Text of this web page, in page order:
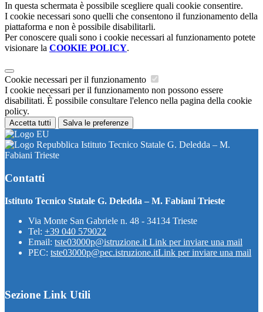
In questa schermata è possibile scegliere quali cookie consentire.
I cookie necessari sono quelli che consentono il funzionamento della
piattaforma e non è possibile disabilitarli.
Per conoscere quali sono i cookie necessari al funzionamento potete
visionare la COOKIE POLICY.
Cookie necessari per il funzionamento
I cookie necessari per il funzionamento non possono essere
disabilitati. È possibile consultare l'elenco nella pagina della cookie
policy.
Accetta tutti Salva le preferenze
Istituto Tecnico Statale G. Deledda – M.
Fabiani Trieste
Contatti
Istituto Tecnico Statale G. Deledda – M. Fabiani Trieste
Via Monte San Gabriele n. 48 - 34134 Trieste
Tel: +39 040 579022
Email: tste03000p@istruzione.it Link per inviare una mail
PEC: tste03000p@pec.istruzione.itLink per inviare una mail
Sezione Link Utili